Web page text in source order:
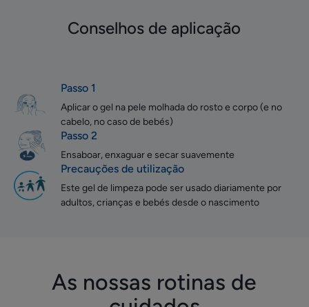
Conselhos de aplicação
Passo 1
Aplicar o gel na pele molhada do rosto e corpo (e no
cabelo, no caso de bebés)
Passo 2
Ensaboar, enxaguar e secar suavemente
Precauções de utilização
Este gel de limpeza pode ser usado diariamente por
adultos, crianças e bebés desde o nascimento
As nossas rotinas de